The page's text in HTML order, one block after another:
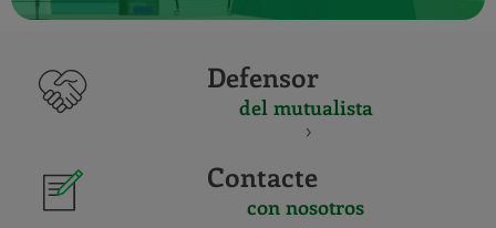
Defensor
del mutualista
Contacte
con nosotros